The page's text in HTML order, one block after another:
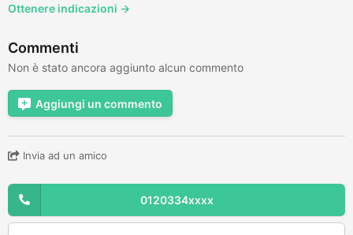
Ottenere indicazioni →
Commenti
Non è stato ancora aggiunto alcun commento
Aggiungi un commento
Invia ad un amico
0120334xxxx